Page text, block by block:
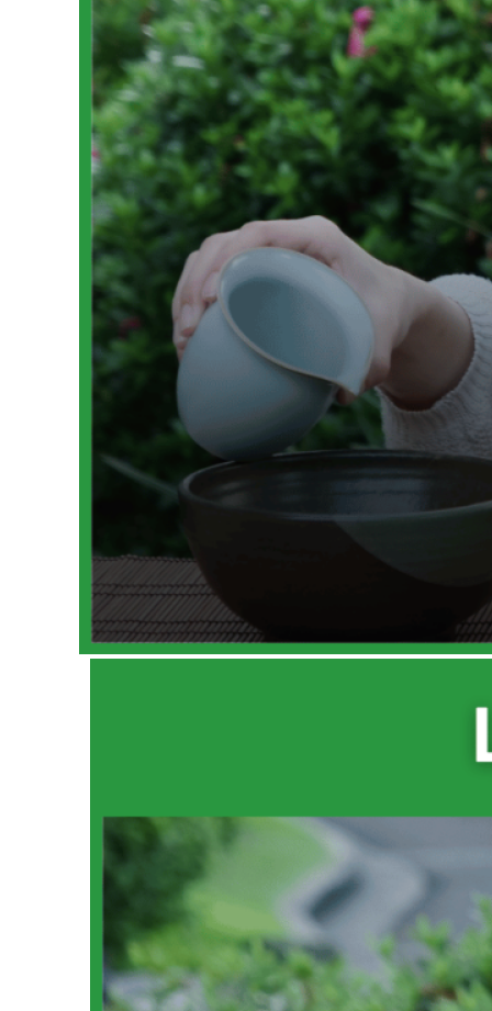
Luyện dịch HSK 2
Luyện dịch HSK 3
Luyện dịch HSK 4
214 BỘ THỦ
FLASHCARD
Flashcard HSK 1
Flashcard HSK 2
Flashcard HSK 3
Flashcard HSK 4
TẢI TÀI LIỆU